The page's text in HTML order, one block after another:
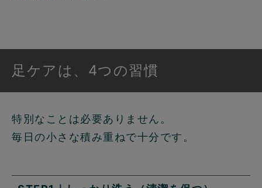
足ケアは、4つの習慣
特別なことは必要ありません。
毎日の小さな積み重ねで十分です。